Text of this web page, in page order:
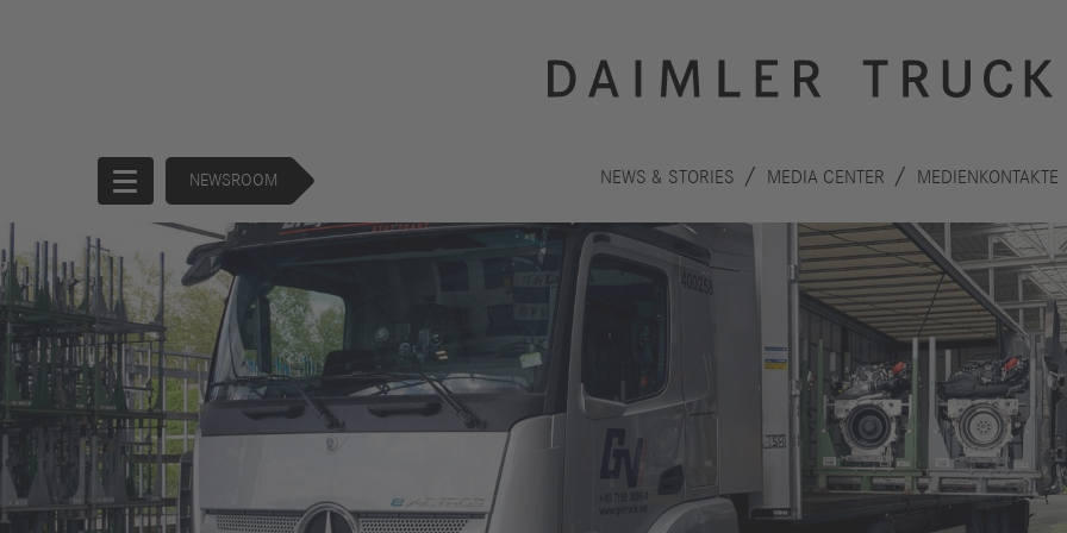
NEWSROOM NEWS & STORIES MEDIA CENTER MEDIENKONTAKTE
Startseite
Unternehmen
Unternehmensführung
130 Years of
Forward
Produkte
Trucks
Financial
Innovation
Sicherheit
Nachhaltigkeit
Planet
Menschen